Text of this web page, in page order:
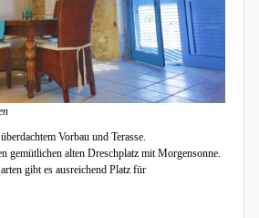
Vorbau und Terasse.
gemütlichen alten Dreschplatz mit Morgensonne.
gibt es ausreichend Platz für